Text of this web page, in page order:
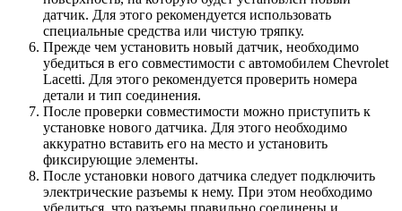
датчик. Для этого рекомендуется использовать
специальные средства или чистую тряпку.
Прежде чем установить новый датчик, необходимо
убедиться в его совместимости с автомобилем Chevrolet
Lacetti. Для этого рекомендуется проверить номера
детали и тип соединения.
После проверки совместимости можно приступить к
установке нового датчика. Для этого необходимо
аккуратно вставить его на место и установить
фиксирующие элементы.
После установки нового датчика следует подключить
электрические разъемы к нему. При этом необходимо
убедиться, что разъемы правильно соединены и